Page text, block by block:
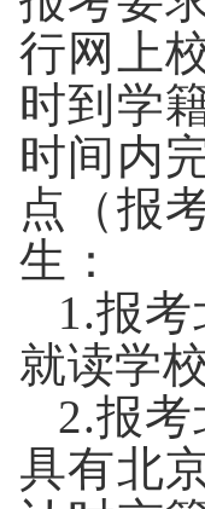
行网上
时到学
时间内
点（报
生：
1.报考
就读学
2.报考
具有北